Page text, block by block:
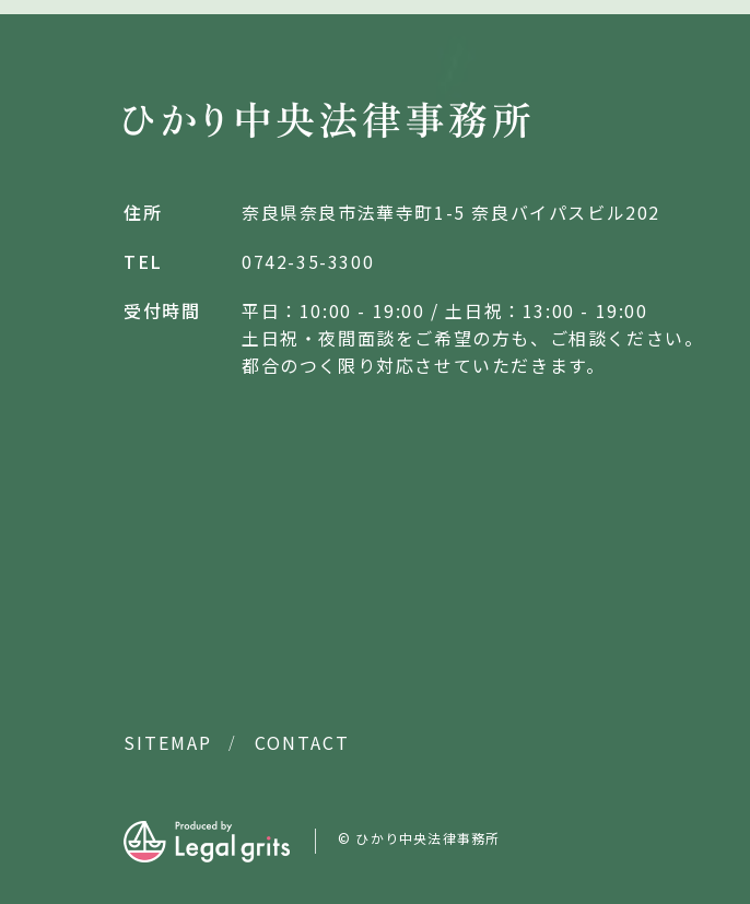
住所 奈良県奈良市法華寺町1-5 奈良バイパスビル202
TEL
0742-35-3300
受付時間
平日：10:00 - 19:00 /土日祝：13:00 - 19:00
土日祝・夜間面談をご希望の方も、ご相談ください。
都合のつく限り対応させていただきます。
SITEMAP CONTACT
© ひかり中央法律事務所